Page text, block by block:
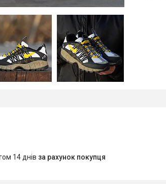
14 днів за рахунок покупця